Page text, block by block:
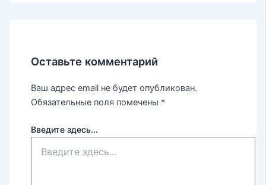
Оставьте комментарий
Ваш адрес email не будет опубликован.
Обязательные поля помечены *
Введите здесь...